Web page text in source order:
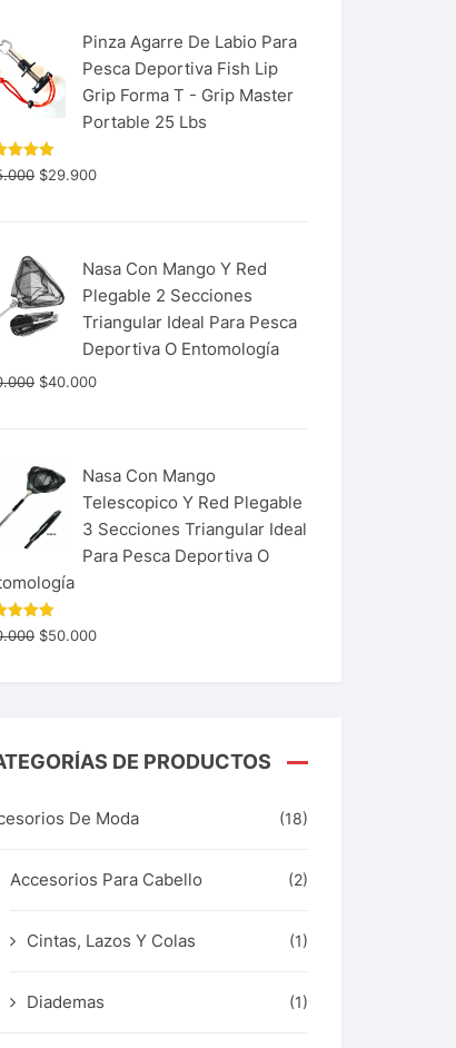
Pinza Agarre De Labio Para
Pesca Deportiva Fish Lip
Grip Forma T - Grip Master
Portable 25 Lbs
5.00
$29.900
Nasa Con Mango Y Red
Plegable 2 Secciones
Triangular Ideal Para Pesca
Deportiva O Entomología
$40.000
Nasa Con Mango
Telescopico Y Red Plegable
3 Secciones Triangular Ideal
Para Pesca Deportiva O
5.00
$50.000
DE PRODUCTOS
De Moda (18)
Accesorios Para Cabello (2)
Cintas, Lazos Y Colas (1)
Diademas (1)